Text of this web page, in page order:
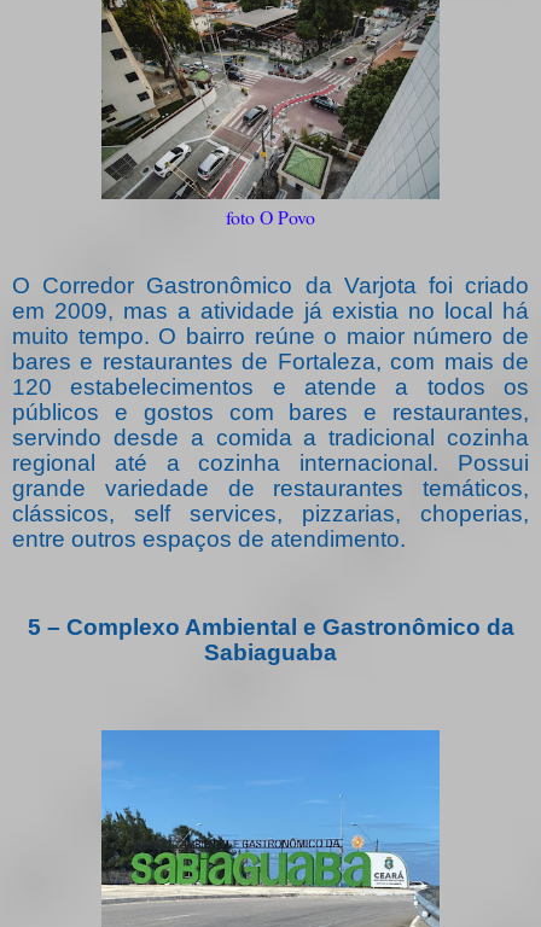
foto O Povo
O Corredor Gastronômico da Varjota foi criado
em 2009, mas a atividade já existia no local há
muito tempo. O bairro reúne o maior número de
bares e restaurantes de Fortaleza, com mais de
120 estabelecimentos e atende a todos os
públicos e gostos com bares e restaurantes,
servindo desde a comida a tradicional cozinha
regional até a cozinha internacional. Possui
grande variedade de restaurantes temáticos,
clássicos, self services, pizzarias, choperias,
entre outros espaços de atendimento.
5 – Complexo Ambiental e Gastronômico da
Sabiaguaba